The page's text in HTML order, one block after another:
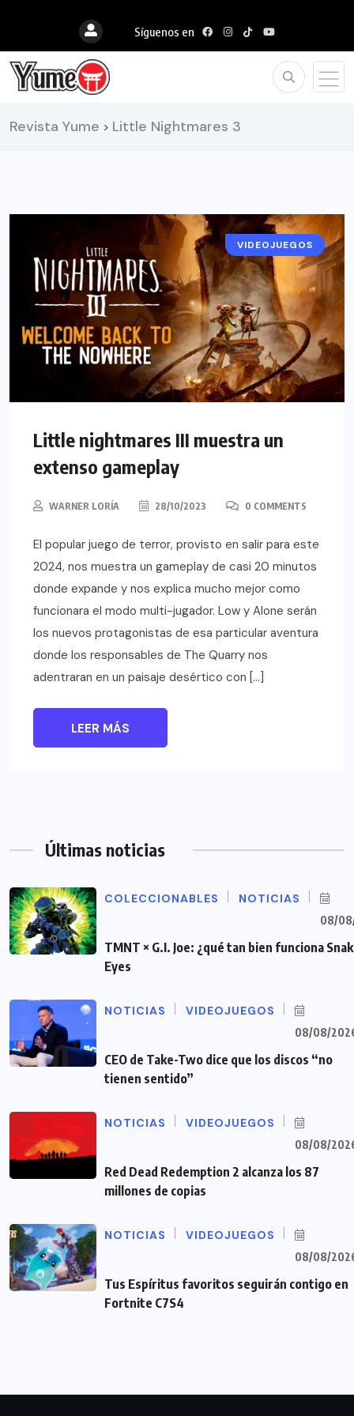
Síguenos en
Revista Yume > Little Nightmares 3
NOTICIAS
VIDEOJUEGOS
Little nightmares III muestra un
extenso gameplay
WARNER LORÍA 28/10/2023 0 COMMENTS
El popular juego de terror, provisto en salir para este
2024, nos muestra un gameplay de casi 20 minutos
donde expande y nos explica mucho mejor como
funcionara el modo multi-jugador. Low y Alone serán
los nuevos protagonistas de esa particular aventura
donde los responsables de The Quarry nos
adentraran en un paisaje desértico con […]
LEER MÁS
Últimas noticias
COLECCIONABLES NOTICIAS
08/
TMNT × G.I. Joe: ¿qué tan bien funciona
Eyes
NOTICIAS VIDEOJUEGOS
08/08/
CEO de Take-Two dice que los discos “no
tienen sentido”
NOTICIAS VIDEOJUEGOS
08/08/
Red Dead Redemption 2 alcanza los 87
millones de copias
NOTICIAS VIDEOJUEGOS
08/08/
Tus Espíritus favoritos seguirán contigo en
Fortnite C7S4